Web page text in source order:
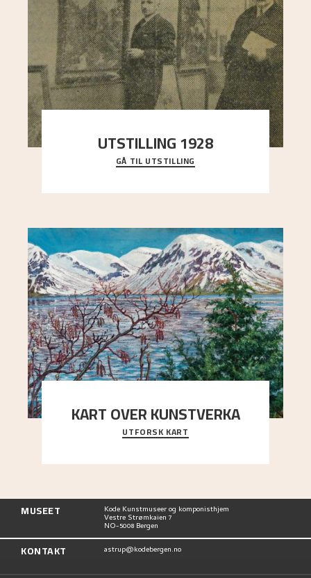
UTSTILLING 1928
Då Astrup døydde i 1928, tok vennene Moritz
Kaland og Simon Thorbjørnsen initiativ til å
GÅ TIL UTSTILLING
KART OVER KUNSTVERKA
Utforsk stedene og utsiktene i Astrups malerier
UTFORSK KART
MUSEET Kode Kunstmuseer og komponisthjem
Vestre Strømkaien 7
NO-5008 Bergen
KONTAKT astrup@kodebergen.no